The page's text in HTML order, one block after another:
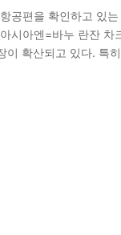
공편을 확인하고 있
시아엔=바누 란잔 차
확산되고 있다. 특